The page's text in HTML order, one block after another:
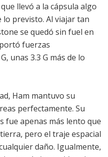
llevó a la cápsula algo
lo previsto. Al viajar tan
se quedó sin fuel en
fuerzas
unas 3.3 G más de lo
Ham mantuvo su
perfectamente. Su
fue apenas más lento que
pero el traje espacial
daño. Igualmente,